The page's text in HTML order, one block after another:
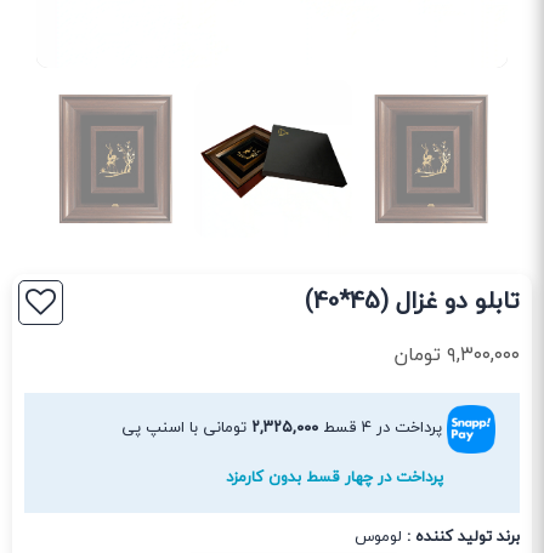
تابلو دو غزال (45*40)
۹,۳۰۰,۰۰۰تومان
پرداخت در ۴ قسط ۲,۳۲۵,۰۰۰ تومانی با اسنپ پی
پرداخت در چهار قسط بدون کارمزد
برند تولید کننده : لوموس